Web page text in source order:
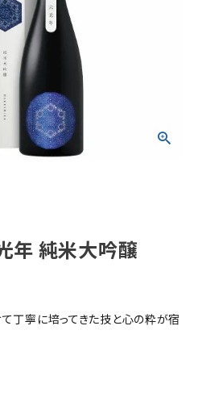
年 純米大吟醸
丁寧に培ってきた技と心の粋が宿